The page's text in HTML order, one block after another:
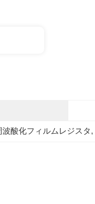
波酸化フィルムレジスタ,